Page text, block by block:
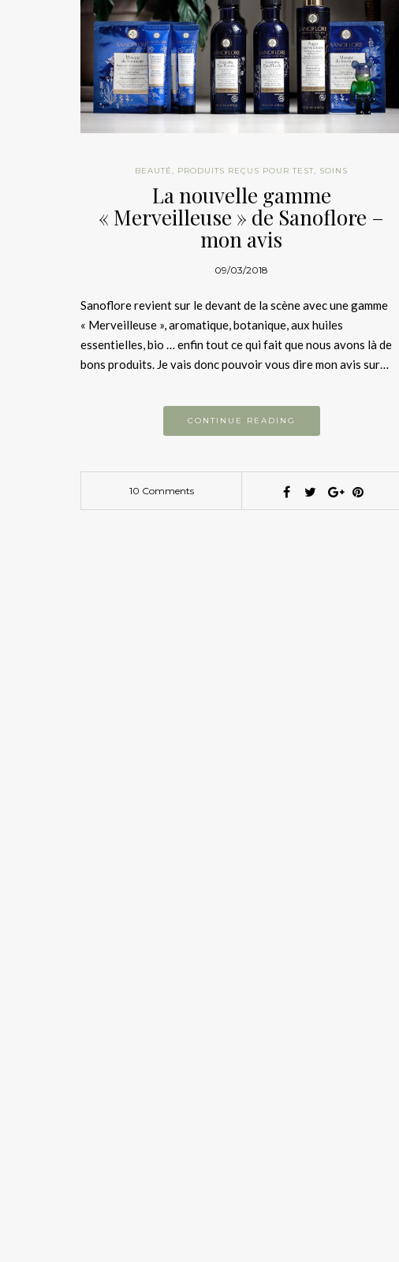
BEAUTÉ, PRODUITS REÇUS POUR TEST, SOINS
La nouvelle gamme
« Merveilleuse » de Sanoflore –
mon avis
09/03/2018
Sanoflore revient sur le devant de la scène avec une gamme
« Merveilleuse », aromatique, botanique, aux huiles
essentielles, bio … enfin tout ce qui fait que nous avons là de
bons produits. Je vais donc pouvoir vous dire mon avis sur…
CONTINUE READING
10 Comments